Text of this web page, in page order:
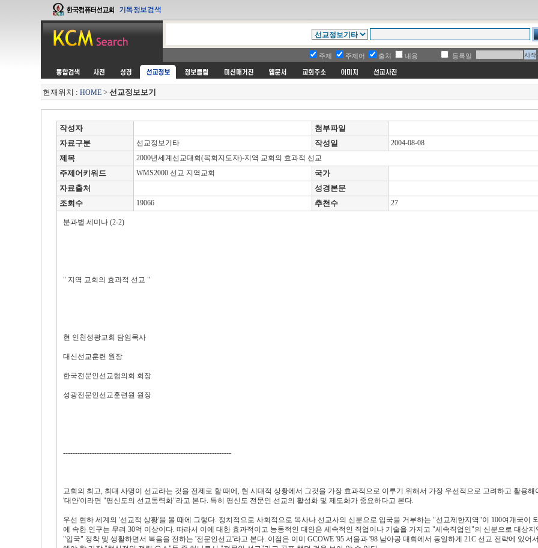
주제 주제어 출처 내용 등록일
현재위치 : HOME> 선교정보보기
작성자
첨부파일
자료구분
선교정보기타 작성일 2004-08-08
제목 2000년세계선교대회(목회지도자)-지역 교회의 효과적 선교
주제어키워드 WMS2000 선교 지역교회
국가
자료출처
성경본문
조회수
19066 추천수 27
분과별 세미나 (2-2)
" 지역 교회의 효과적 선교 "
현 인천성광교회 담임목사
대신선교훈련 원장
한국전문인선교협의회 회장
성광전문인선교훈련원 원장
----------------------------------------------------------------------
교회의 최고, 최대 사명이 선교라는 것을 전제로 할 때에, 현 시대적 상황에서 그것을 가장 효과적으로 이루기 위해서 가장 우선적으로 고려하고 활용해
'대안'이라면 "평신도의 선교동력화"라고 본다. 특히 평신도 전문인 선교의 활성화 및 제도화가 중요하다고 본다.
우선 현하 세계의 '선교적 상황'을 볼 때에 그렇다. 정치적으로 사회적으로 목사나 선교사의 신분으로 입국을 거부하는 "선교제한지역"이 100여개국이
에 속한 인구는 무려 30억 이상이다. 따라서 이에 대한 효과적이고 능동적인 대안은 세속적인 직업이나 기술을 가지고 "세속직업인"의 신분으로 대상지
"입국" 정착 및 생활하면서 복음을 전하는 '전문인선교'라고 본다. 이점은 이미 GCOWE '95 서울과 '98 남아공 대회에서 동일하게 21C 선교 전략에 있어